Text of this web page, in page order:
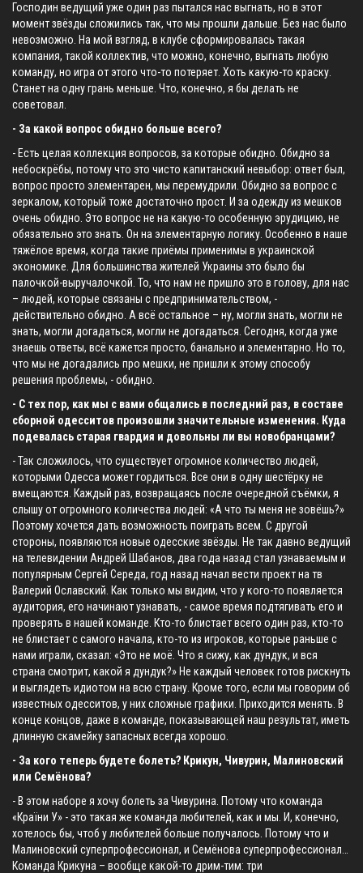
Господин ведущий уже один раз пытался нас выгнать, но в этот
момент звёзды сложились так, что мы прошли дальше. Без нас было
невозможно. На мой взгляд, в клубе сформировалась такая
компания, такой коллектив, что можно, конечно, выгнать любую
команду, но игра от этого что-то потеряет. Хоть какую-то краску.
Станет на одну грань меньше. Что, конечно, я бы делать не
советовал.
- За какой вопрос обидно больше всего?
- Есть целая коллекция вопросов, за которые обидно. Обидно за
небоскрёбы, потому что это чисто капитанский невыбор: ответ был,
вопрос просто элементарен, мы перемудрили. Обидно за вопрос с
зеркалом, который тоже достаточно прост. И за одежду из мешков
очень обидно. Это вопрос не на какую-то особенную эрудицию, не
обязательно это знать. Он на элементарную логику. Особенно в наше
тяжёлое время, когда такие приёмы применимы в украинской
экономике. Для большинства жителей Украины это было бы
палочкой-выручалочкой. То, что нам не пришло это в голову, для нас
– людей, которые связаны с предпринимательством, -
действительно обидно. А всё остальное – ну, могли знать, могли не
знать, могли догадаться, могли не догадаться. Сегодня, когда уже
знаешь ответы, всё кажется просто, банально и элементарно. Но то,
что мы не догадались про мешки, не пришли к этому способу
решения проблемы, - обидно.
- С тех пор, как мы с вами общались в последний раз, в составе
сборной одесситов произошли значительные изменения. Куда
подевалась старая гвардия и довольны ли вы новобранцами?
- Так сложилось, что существует огромное количество людей,
которыми Одесса может гордиться. Все они в одну шестёрку не
вмещаются. Каждый раз, возвращаясь после очередной съёмки, я
слышу от огромного количества людей: «А что ты меня не зовёшь?»
Поэтому хочется дать возможность поиграть всем. С другой
стороны, появляются новые одесские звёзды. Не так давно ведущий
на телевидении Андрей Шабанов, два года назад стал узнаваемым и
популярным Сергей Середа, год назад начал вести проект на тв
Валерий Ославский. Как только мы видим, что у кого-то появляется
аудитория, его начинают узнавать, - самое время подтягивать его и
проверять в нашей команде. Кто-то блистает всего один раз, кто-то
не блистает с самого начала, кто-то из игроков, которые раньше с
нами играли, сказал: «Это не моё. Что я сижу, как дундук, и вся
страна смотрит, какой я дундук?» Не каждый человек готов рискнуть
и выглядеть идиотом на всю страну. Кроме того, если мы говорим об
известных одесситов, у них сложные графики. Приходится менять. В
конце концов, даже в команде, показывающей наш результат, иметь
длинную скамейку запасных всегда хорошо.
- За кого теперь будете болеть? Крикун, Чивурин, Малиновский
или Семёнова?
- В этом наборе я хочу болеть за Чивурина. Потому что команда
«Країни У» - это такая же команда любителей, как и мы. И, конечно,
хотелось бы, чтоб у любителей больше получалось. Потому что и
Малиновский суперпрофессионал, и Семёнова суперпрофессионал…
Команда Крикуна – вообще какой-то дрим-тим: три